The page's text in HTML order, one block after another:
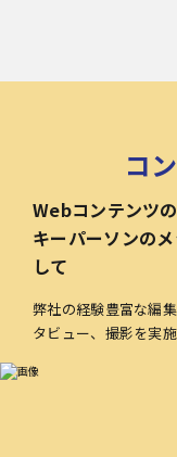
コ
Webコンテンツ
キーパーソンの
して
弊社の経験豊富な編
タビュー、撮影を実